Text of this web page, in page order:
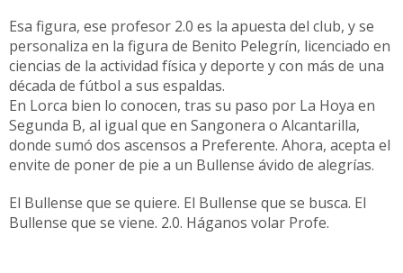
Esa figura, ese profesor 2.0 es la apuesta del club, y se
personaliza en la figura de Benito Pelegrín, licenciado en
ciencias de la actividad física y deporte y con más de una
década de fútbol a sus espaldas.
En Lorca bien lo conocen, tras su paso por La Hoya en
Segunda B, al igual que en Sangonera o Alcantarilla,
donde sumó dos ascensos a Preferente. Ahora, acepta el
envite de poner de pie a un Bullense ávido de alegrías.
El Bullense que se quiere. El Bullense que se busca. El
Bullense que se viene. 2.0. Háganos volar Profe.